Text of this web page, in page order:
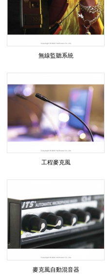
教
學
導
覽
用
品
無線監聽系統
工程麥克風
麥克風自動混音器